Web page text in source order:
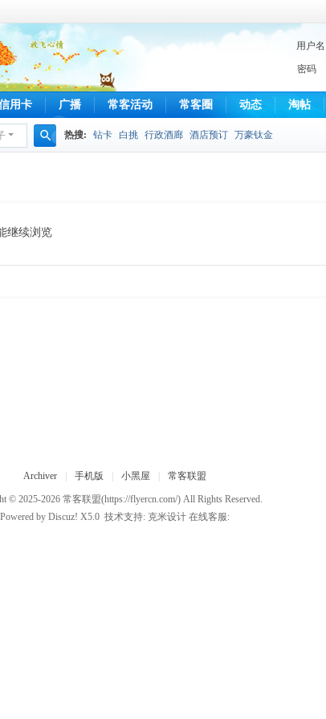
用户名
密码
用卡 广播 常客活动 常客圈 动态 淘帖
热搜: 钻卡 白挑 行政酒廊 酒店预订 万豪钛金
继续浏览
Archiver 手机版 小黑屋 常客联盟
© 2025-2026 常客联盟(https://flyercn.com/) All Rights Reserved.
Powered by Discuz! X5.0 技术支持: 克米设计 在线客服: